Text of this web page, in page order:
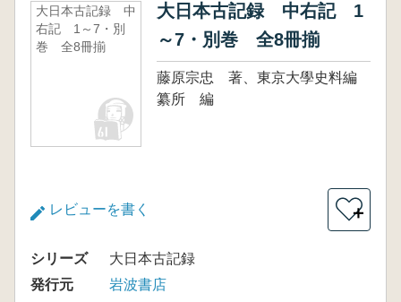
大日本古記録 中
右記 1～7・別
巻 全8冊揃
大日本古記録 中右記 1
～7・別巻 全8冊揃
藤原宗忠 著、東京大學史料編
纂所 編
レビューを書く ＋
シリーズ
大日本古記録
発行元
岩波書店